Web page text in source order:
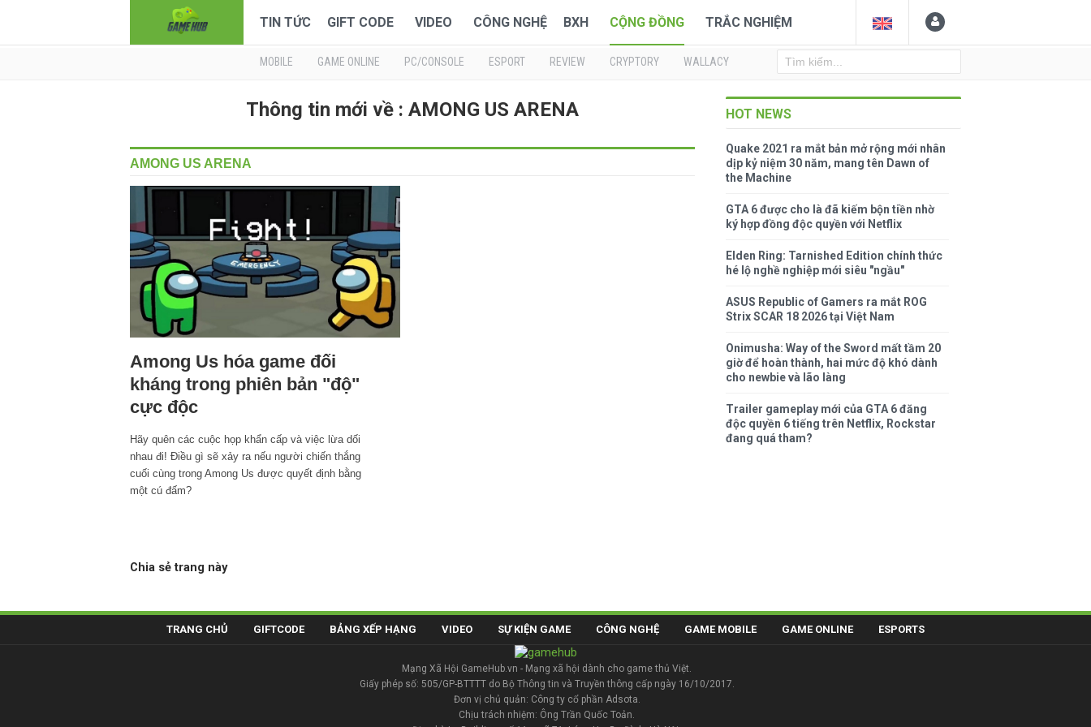
TIN TỨC GIFT CODE VIDEO CÔNG NGHỆ BXH CỘNG ĐỒNG TRẮC NGHIỆM
MOBILE GAME ONLINE PC/CONSOLE ESPORT REVIEW CRYPTORY WALLACY
Thông tin mới về : AMONG US ARENA
AMONG US ARENA
Among Us hóa game đối
kháng trong phiên bản "độ"
cực độc
Hãy quên các cuộc họp khẩn cấp và việc lừa dối
nhau đi! Điều gì sẽ xảy ra nếu người chiến thắng
cuối cùng trong Among Us được quyết định bằng
một cú đấm?
Chia sẻ trang này
HOT NEWS
Quake 2021 ra mắt bản mở rộng mới nhân
dịp kỷ niệm 30 năm, mang tên Dawn of
the Machine
GTA 6 được cho là đã kiếm bộn tiền nhờ
ký hợp đồng độc quyền với Netflix
Elden Ring: Tarnished Edition chính thức
hé lộ nghề nghiệp mới siêu "ngầu"
ASUS Republic of Gamers ra mắt ROG
Strix SCAR 18 2026 tại Việt Nam
Onimusha: Way of the Sword mất tầm 20
giờ để hoàn thành, hai mức độ khó dành
cho newbie và lão làng
Trailer gameplay mới của GTA 6 đăng
độc quyền 6 tiếng trên Netflix, Rockstar
đang quá tham?
TRANG CHỦ GIFTCODE BẢNG XẾP HẠNG VIDEO SỰ KIỆN GAME CÔNG NGHỆ GAME MOBILE GAME ONLINE ESPORTS
Mạng Xã Hội GameHub.vn - Mạng xã hội dành cho game thủ Việt.
Giấy phép số: 505/GP-BTTTT do Bộ Thông tin và Truyền thông cấp ngày 16/10/2017.
Đơn vị chủ quản: Công ty cổ phần Adsota.
Chịu trách nhiệm: Ông Trần Quốc Toản.